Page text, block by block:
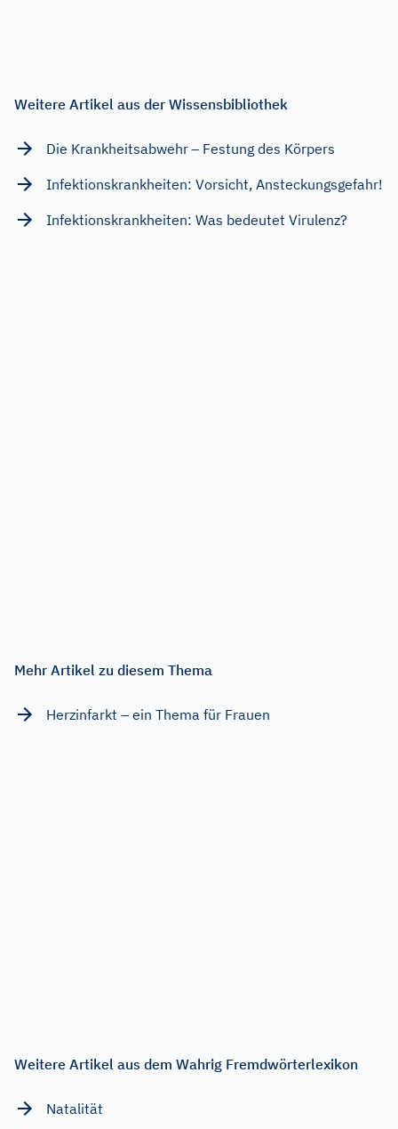
Weitere Artikel aus der Wissensbibliothek
Die Krankheitsabwehr – Festung des Körpers
Infektionskrankheiten: Vorsicht, Ansteckungsgefahr!
Infektionskrankheiten: Was bedeutet Virulenz?
Mehr Artikel zu diesem Thema
Herzinfarkt – ein Thema für Frauen
Weitere Artikel aus dem Wahrig Fremdwörterlexikon
Natalität